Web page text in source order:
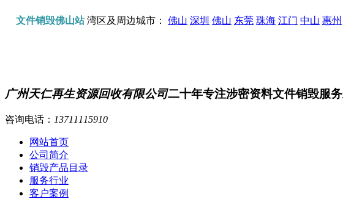
文件销毁佛山站湾区及周边城市： 佛山 深圳 佛山 东莞 珠海 江门 中山 惠州
广州天仁再生资源回收有限公司二十年专注涉密资料文件销毁服务
咨询电话： 13711115910
网站首页
公司简介
销毁产品目录
服务行业
客户案例